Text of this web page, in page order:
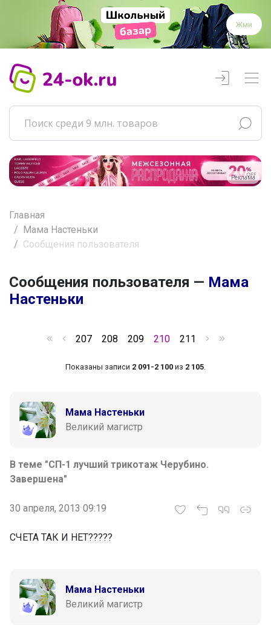
Жми
Реклама
Главная
Мама Настеньки
Сообщения пользователя
Сообщения пользователя — Мама
Настеньки
207 208 209 210 211
Показаны записи 2 091-2 100 из 2 105.
Мама Настеньки
Великий магистр
В теме "СП-1 лучший трикотаж Чepyбино.
Завершена"
30 апреля, 2013 09:19
СЧЕТА ТАК И НЕТ?????
Мама Настеньки
Великий магистр